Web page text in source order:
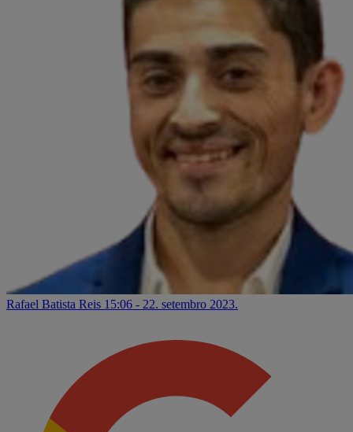
Rafael Batista Reis 15:06 - 22. setembro 2023.